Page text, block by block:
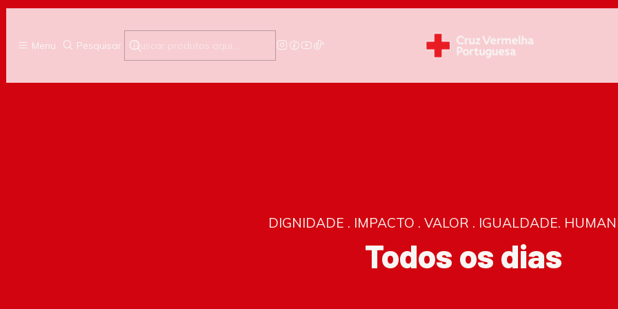
Menu Pesquisar
DIGNIDADE . IMPACTO . VALOR . IGUALDADE.
Todos os dias